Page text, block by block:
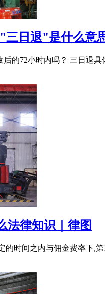
日退"是什么意
的72小时内吗？ 三日退
法律知识｜律图
的时间之内与佣金费率下,